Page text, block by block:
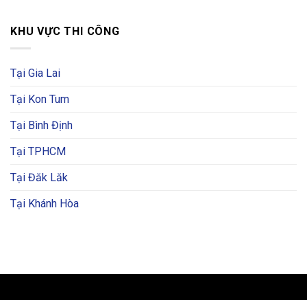
KHU VỰC THI CÔNG
Tại Gia Lai
Tại Kon Tum
Tại Bình Định
Tại TPHCM
Tại Đăk Lăk
Tại Khánh Hòa